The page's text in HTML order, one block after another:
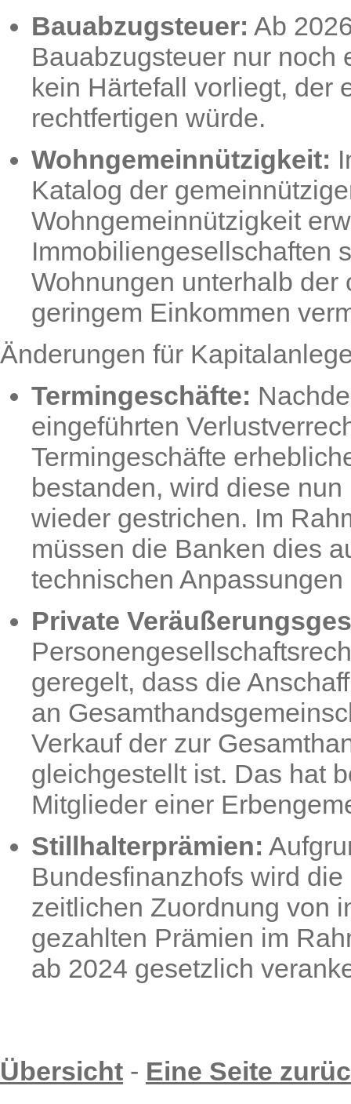
Bauabzugsteuer: Ab
Bauabzugsteuer nur noch
kein Härtefall vorliegt, der
rechtfertigen würde.
Wohngemeinnützigkeit:
Katalog der
Wohngemeinnützigkeit
Immobiliengesellschaften
Wohnungen unterhalb
geringem Einkommen
Änderungen für
Termingeschäfte:
eingeführten
Termingeschäfte
bestanden, wird diese
wieder gestrichen. Im
müssen die Banken dies
technischen
Private
geregelt, dass die
an
Verkauf der zur
gleichgestellt ist. Das hat
Mitglieder einer
Stillhalterprämien:
Bundesfinanzhofs wird
zeitlichen Zuordnung von
gezahlten Prämien im
ab 2024 gesetzlich
Übersicht - Eine Seite